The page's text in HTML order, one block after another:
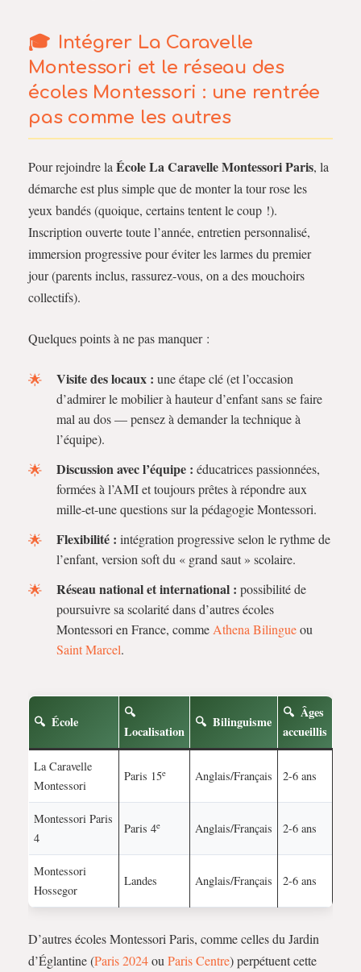
Intégrer La Caravelle
Montessori et le réseau des
écoles Montessori : une rentrée
pas comme les autres
Pour rejoindre la École La Caravelle Montessori Paris, la
démarche est plus simple que de monter la tour rose les
yeux bandés (quoique, certains tentent le coup !).
Inscription ouverte toute l’année, entretien personnalisé,
immersion progressive pour éviter les larmes du premier
jour (parents inclus, rassurez-vous, on a des mouchoirs
collectifs).
Quelques points à ne pas manquer :
Visite des locaux : une étape clé (et l’occasion
d’admirer le mobilier à hauteur d’enfant sans se faire
mal au dos — pensez à demander la technique à
l’équipe).
Discussion avec l’équipe : éducatrices passionnées,
formées à l’AMI et toujours prêtes à répondre aux
mille-et-une questions sur la pédagogie Montessori.
Flexibilité : intégration progressive selon le rythme de
l’enfant, version soft du « grand saut » scolaire.
Réseau national et international : possibilité de
poursuivre sa scolarité dans d’autres écoles
Montessori en France, comme Athena Bilingueou
Saint Marcel.
École
Localisation
Bilinguisme
Âges
accueillis
La Caravelle
Montessori
Paris 15e Anglais/Français 2-6 ans
Montessori Paris
4
Paris 4e Anglais/Français 2-6 ans
Montessori
Hossegor
Landes Anglais/Français 2-6 ans
D’autres écoles Montessori Paris, comme celles du Jardin
d’Églantine (Paris 2024ou Paris Centre) perpétuent cette